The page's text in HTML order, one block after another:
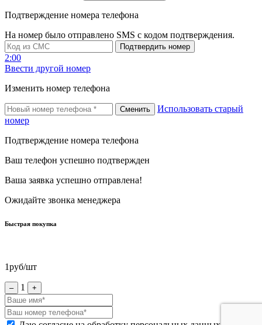
Подтверждение номера телефона
На номер было отправлено SMS с кодом подтверждения.
Подтвердить номер
2:00
Ввести другой номер
Изменить номер телефона
Сменить
Использовать старый
номер
Подтверждение номера телефона
Ваш телефон успешно подтвержден
Ваша заявка успешно отправлена!
Ожидайте звонка менеджера
Быстрая покупка
1руб/шт
– 1 +